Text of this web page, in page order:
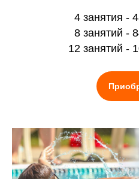
4 занятия -
8 занятий -
12 занятий -